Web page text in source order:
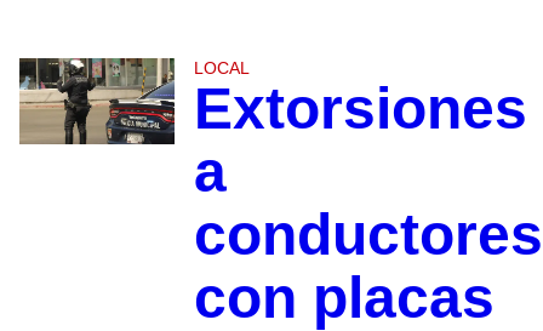
LOCAL
Extorsiones
a
conductores
con placas